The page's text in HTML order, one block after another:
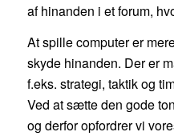
af hinanden i et forum,
At spille computer er
skyde hinanden. Der er
f.eks. strategi, taktik og
Ved at sætte den gode
og derfor opfordrer vi